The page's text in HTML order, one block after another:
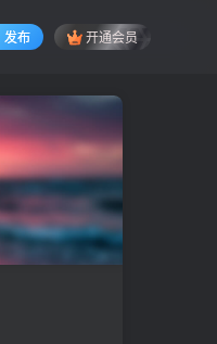
发布 开通会员